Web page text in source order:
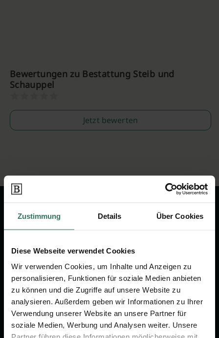
Zustimmung Details Über Cookies
Diese Webseite verwendet Cookies
Wir verwenden Cookies, um Inhalte und Anzeigen zu
personalisieren, Funktionen für soziale Medien anbieten
zu können und die Zugriffe auf unsere Website zu
analysieren. Außerdem geben wir Informationen zu Ihrer
Verwendung unserer Website an unsere Partner für
soziale Medien, Werbung und Analysen weiter. Unsere
Partner führen diese Informationen möglicherweise mit
Bewertungen zu Bestattung Steib und
Schauppel
Jetzt bewerten
Wir sind Ihr Ansprechpartner rund
um das Thema Bestattung &
Jetzt beraten lassen
FÜR SIE
FÜR BESTATTER